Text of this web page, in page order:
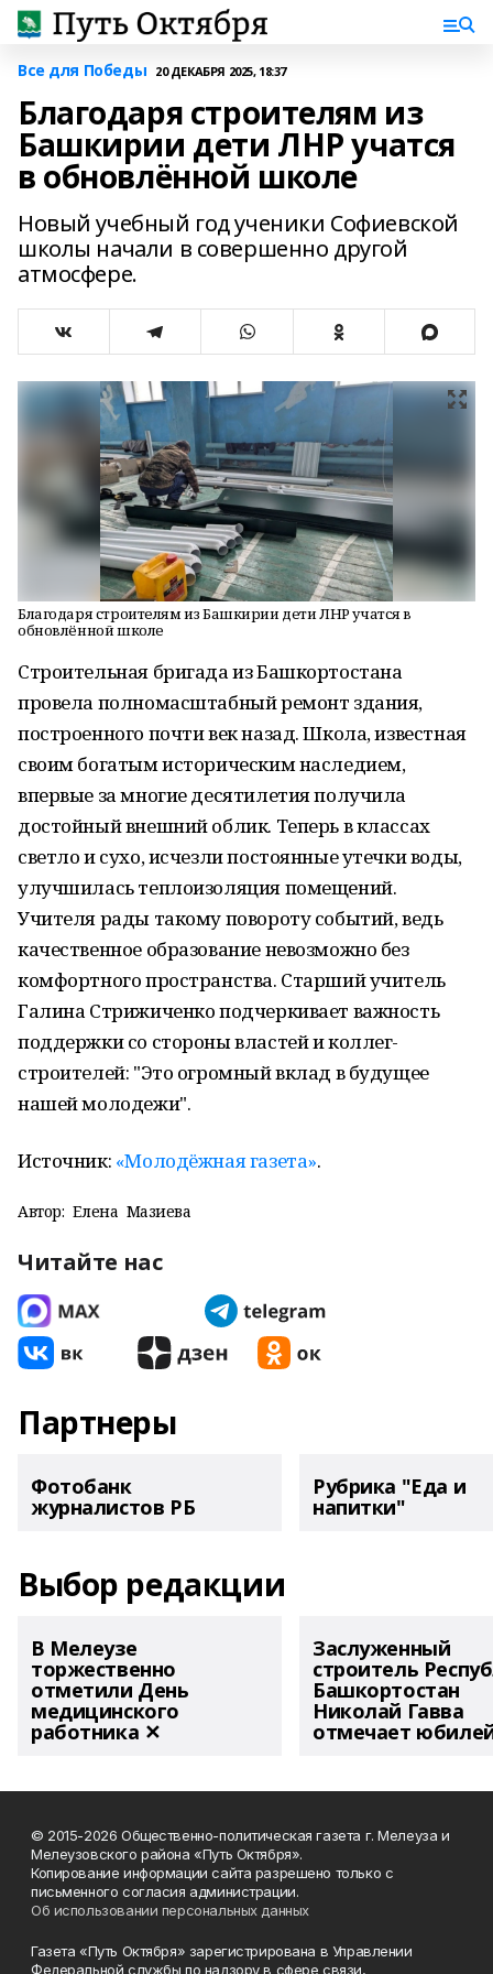
Все для Победы 20 ДЕКАБРЯ 2025, 18:37
Благодаря строителям из
Башкирии дети ЛНР учатся
в обновлённой школе
Новый учебный год ученики Софиевской
школы начали в совершенно другой
атмосфере.
Благодаря строителям из Башкирии дети ЛНР учатся в
обновлённой школе
Строительная бригада из Башкортостана
провела полномасштабный ремонт здания,
построенного почти век назад. Школа, известная
своим богатым историческим наследием,
впервые за многие десятилетия получила
достойный внешний облик. Теперь в классах
светло и сухо, исчезли постоянные утечки воды,
улучшилась теплоизоляция помещений.
Учителя рады такому повороту событий, ведь
качественное образование невозможно без
комфортного пространства. Старший учитель
Галина Стрижиченко подчеркивает важность
поддержки со стороны властей и коллег-
строителей: "Это огромный вклад в будущее
нашей молодежи".
Источник: «Молодёжная газета».
Автор: Елена Мазиева
Читайте нас
Партнеры
Фотобанк
журналистов РБ
Рубрика "Еда и
напитки"
Выбор редакции
В Мелеузе
торжественно
отметили День
медицинского
работника ✕
Заслуженный
строитель
Башкортостан
Николай Гавва
отмечает
© 2015-2026 Общественно-политическая газета г. Мелеуза и
Мелеузовского района «Путь Октября».
Копирование информации сайта разрешено только с
письменного согласия администрации.
Об использовании персональных данных
Газета «Путь Октября» зарегистрирована в Управлении
Федеральной службы по надзору в сфере связи,